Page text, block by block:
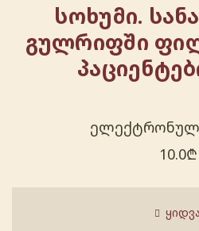
სოხუმი.
გულრიფში
10.0₾
ᲧᲘᲓᲕᲐ